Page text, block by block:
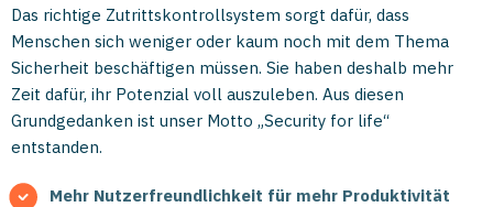
Das richtige Zutrittskontrollsystem sorgt dafür, dass
Menschen sich weniger oder kaum noch mit dem Thema
Sicherheit beschäftigen müssen. Sie haben deshalb mehr
Zeit dafür, ihr Potenzial voll auszuleben. Aus diesen
Grundgedanken ist unser Motto „Security for life“
entstanden.
Mehr Nutzerfreundlichkeit für mehr Produktivität